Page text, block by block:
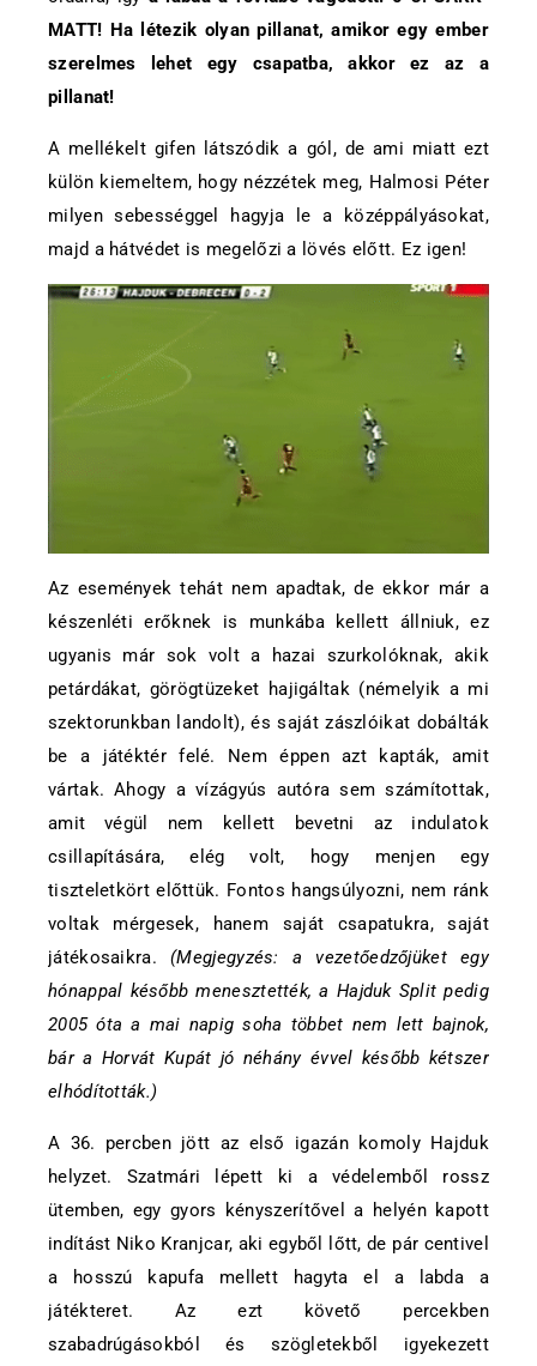
MATT! Ha létezik olyan pillanat, amikor egy ember
szerelmes lehet egy csapatba, akkor ez az a
pillanat!
A mellékelt gifen látszódik a gól, de ami miatt ezt
külön kiemeltem, hogy nézzétek meg, Halmosi Péter
milyen sebességgel hagyja le a középpályásokat,
majd a hátvédet is megelőzi a lövés előtt. Ez igen!
Az események tehát nem apadtak, de ekkor már a
készenléti erőknek is munkába kellett állniuk, ez
ugyanis már sok volt a hazai szurkolóknak, akik
petárdákat, görögtüzeket hajigáltak (némelyik a mi
szektorunkban landolt), és saját zászlóikat dobálták
be a játéktér felé. Nem éppen azt kapták, amit
vártak. Ahogy a vízágyús autóra sem számítottak,
amit végül nem kellett bevetni az indulatok
csillapítására, elég volt, hogy menjen egy
tiszteletkört előttük. Fontos hangsúlyozni, nem ránk
voltak mérgesek, hanem saját csapatukra, saját
játékosaikra.(Megjegyzés: a vezetőedzőjüket egy
hónappal később menesztették, a Hajduk Split pedig
2005 óta a mai napig soha többet nem lett bajnok,
bár a Horvát Kupát jó néhány évvel később kétszer
elhódították.)
A 36. percben jött az első igazán komoly Hajduk
helyzet. Szatmári lépett ki a védelemből rossz
ütemben, egy gyors kényszerítővel a helyén kapott
indítást Niko Kranjcar, aki egyből lőtt, de pár centivel
a hosszú kapufa mellett hagyta el a labda a
játékteret. Az ezt követő percekben
szabadrúgásokból és szögletekből igyekezett